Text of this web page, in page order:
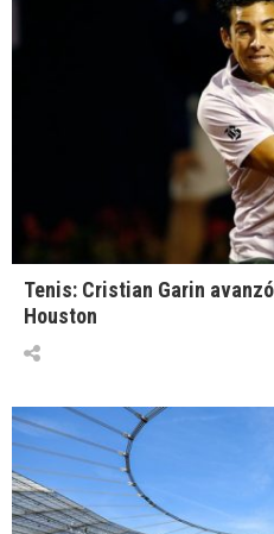
Tenis: Cristian Garin
Houston